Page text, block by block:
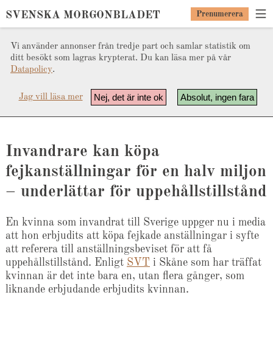
Vi använder annonser från tredje part och samlar statistik om
ditt besökt som lagras krypterat. Du kan läsa mer på vår
Datapolicy.
Absolut, ingen fara
Nej, det är inte ok
Jag vill läsa mer
SVENSKA MORGONBLADET Prenumerera
Invandrare kan köpa
fejkanställningar för en halv miljon
– underlättar för uppehållstillstånd
En kvinna som invandrat till Sverige uppger nu i media
att hon erbjudits att köpa fejkade anställningar i syfte
att referera till anställningsbeviset för att få
uppehållstillstånd. Enligt SVT i Skåne som har träffat
kvinnan är det inte bara en, utan flera gånger, som
liknande erbjudande erbjudits kvinnan.